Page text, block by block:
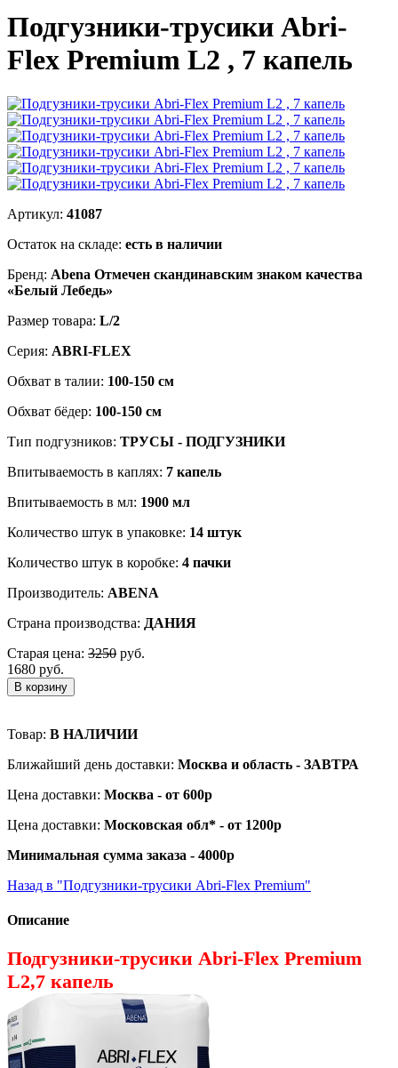
Подгузники-трусики Abri-
Flex Premium L2 , 7 капель
Артикул: 41087
Остаток на складе: есть в наличии
Бренд: Abena Отмечен скандинавским знаком качества
«Белый Лебедь»
Размер товара: L/2
Серия: ABRI-FLEX
Обхват в талии: 100-150 cм
Обхват бёдер: 100-150 cм
Тип подгузников: ТРУСЫ - ПОДГУЗНИКИ
Впитываемость в каплях: 7 капель
Впитываемость в мл: 1900 мл
Количество штук в упаковке: 14 штук
Количество штук в коробке: 4 пачки
Производитель: ABENA
Страна производства: ДАНИЯ
Старая цена: 3250 руб.
1680 руб.
В корзину
Товар: В НАЛИЧИИ
Ближайший день доставки: Москва и область - ЗАВТРА
Цена доставки: Москва - от 600р
Цена доставки: Московская обл* - от 1200р
Минимальная сумма заказа - 4000р
Назад в "Подгузники-трусики Abri-Flex Premium"
Описание
Подгузники-трусики Abri-Flex Premium
L2,7 капель